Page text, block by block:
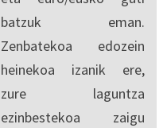
batzuk eman.
Zenbatekoa edozein
heinekoa izanik ere,
zure laguntza
ezinbestekoa zaigu